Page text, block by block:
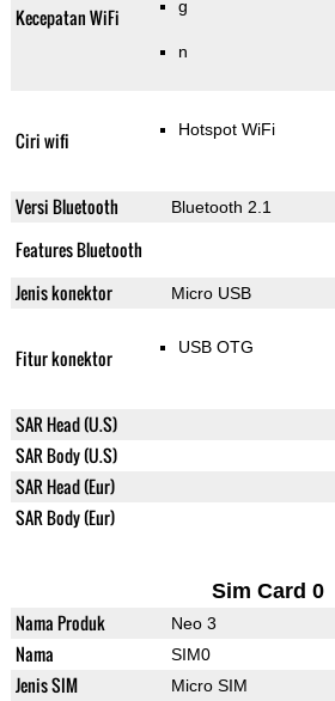
Kecepatan WiFi g
n
Ciri wifi Hotspot WiFi
Versi Bluetooth Bluetooth 2.1
Features Bluetooth
Jenis konektor Micro USB
Fitur konektor USB OTG
SAR Head (U.S)
SAR Body (U.S)
SAR Head (Eur)
SAR Body (Eur)
Sim Card 0
Nama Produk Neo 3
Nama SIM0
Jenis SIM Micro SIM